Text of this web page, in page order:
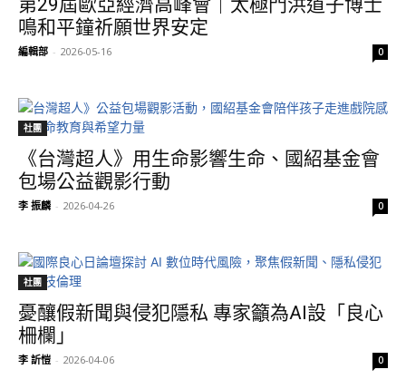
第29屆歐亞經濟高峰會｜太極門洪道子博士
鳴和平鐘祈願世界安定
編輯部 - 2026-05-16 0
社團
《台灣超人》用生命影響生命、國紹基金會
包場公益觀影行動
李 振麟 - 2026-04-26 0
社團
憂釀假新聞與侵犯隱私 專家籲為AI設「良心
柵欄」
李 訢愷 - 2026-04-06 0